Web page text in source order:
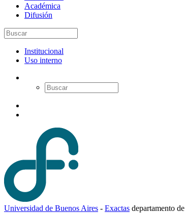
Académica
Difusión
Institucional
Uso interno
Universidad de Buenos Aires - Exactas departamento de